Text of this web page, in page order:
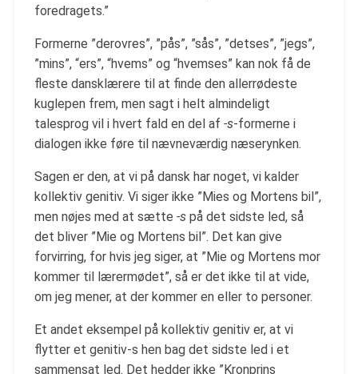
foredragets.”
Formerne ”derovres”, ”pås”, ”sås”, ”detses”, ”jegs”,
”mins”, “ers”, “hvems” og “hvemses” kan nok få de
fleste dansklærere til at finde den allerrødeste
kuglepen frem, men sagt i helt almindeligt
talesprog vil i hvert fald en del af -s-formerne i
dialogen ikke føre til nævneværdig næserynken.
Sagen er den, at vi på dansk har noget, vi kalder
kollektiv genitiv. Vi siger ikke ”Mies og Mortens bil”,
men nøjes med at sætte -spå det sidste led, så
det bliver ”Mie og Mortens bil”. Det kan give
forvirring, for hvis jeg siger, at ”Mie og Mortens mor
kommer til lærermødet”, så er det ikke til at vide,
om jeg mener, at der kommer en eller to personer.
Et andet eksempel på kollektiv genitiv er, at vi
flytter et genitiv-s hen bag det sidste led i et
sammensat led. Det hedder ikke ”Kronprins